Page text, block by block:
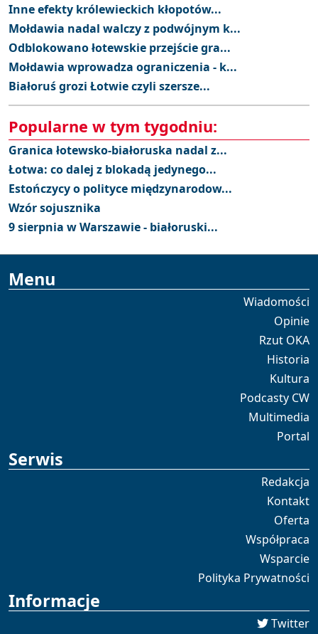
Inne efekty królewieckich kłopotów...
Mołdawia nadal walczy z podwójnym k...
Odblokowano łotewskie przejście gra...
Mołdawia wprowadza ograniczenia - k...
Białoruś grozi Łotwie czyli szersze...
Popularne w tym tygodniu:
Granica łotewsko-białoruska nadal z...
Łotwa: co dalej z blokadą jedynego...
Estończycy o polityce międzynarodow...
Wzór sojusznika
9 sierpnia w Warszawie - białoruski...
Menu
Wiadomości
Opinie
Rzut OKA
Historia
Kultura
Podcasty CW
Multimedia
Portal
Serwis
Redakcja
Kontakt
Oferta
Współpraca
Wsparcie
Polityka Prywatności
Informacje
Twitter